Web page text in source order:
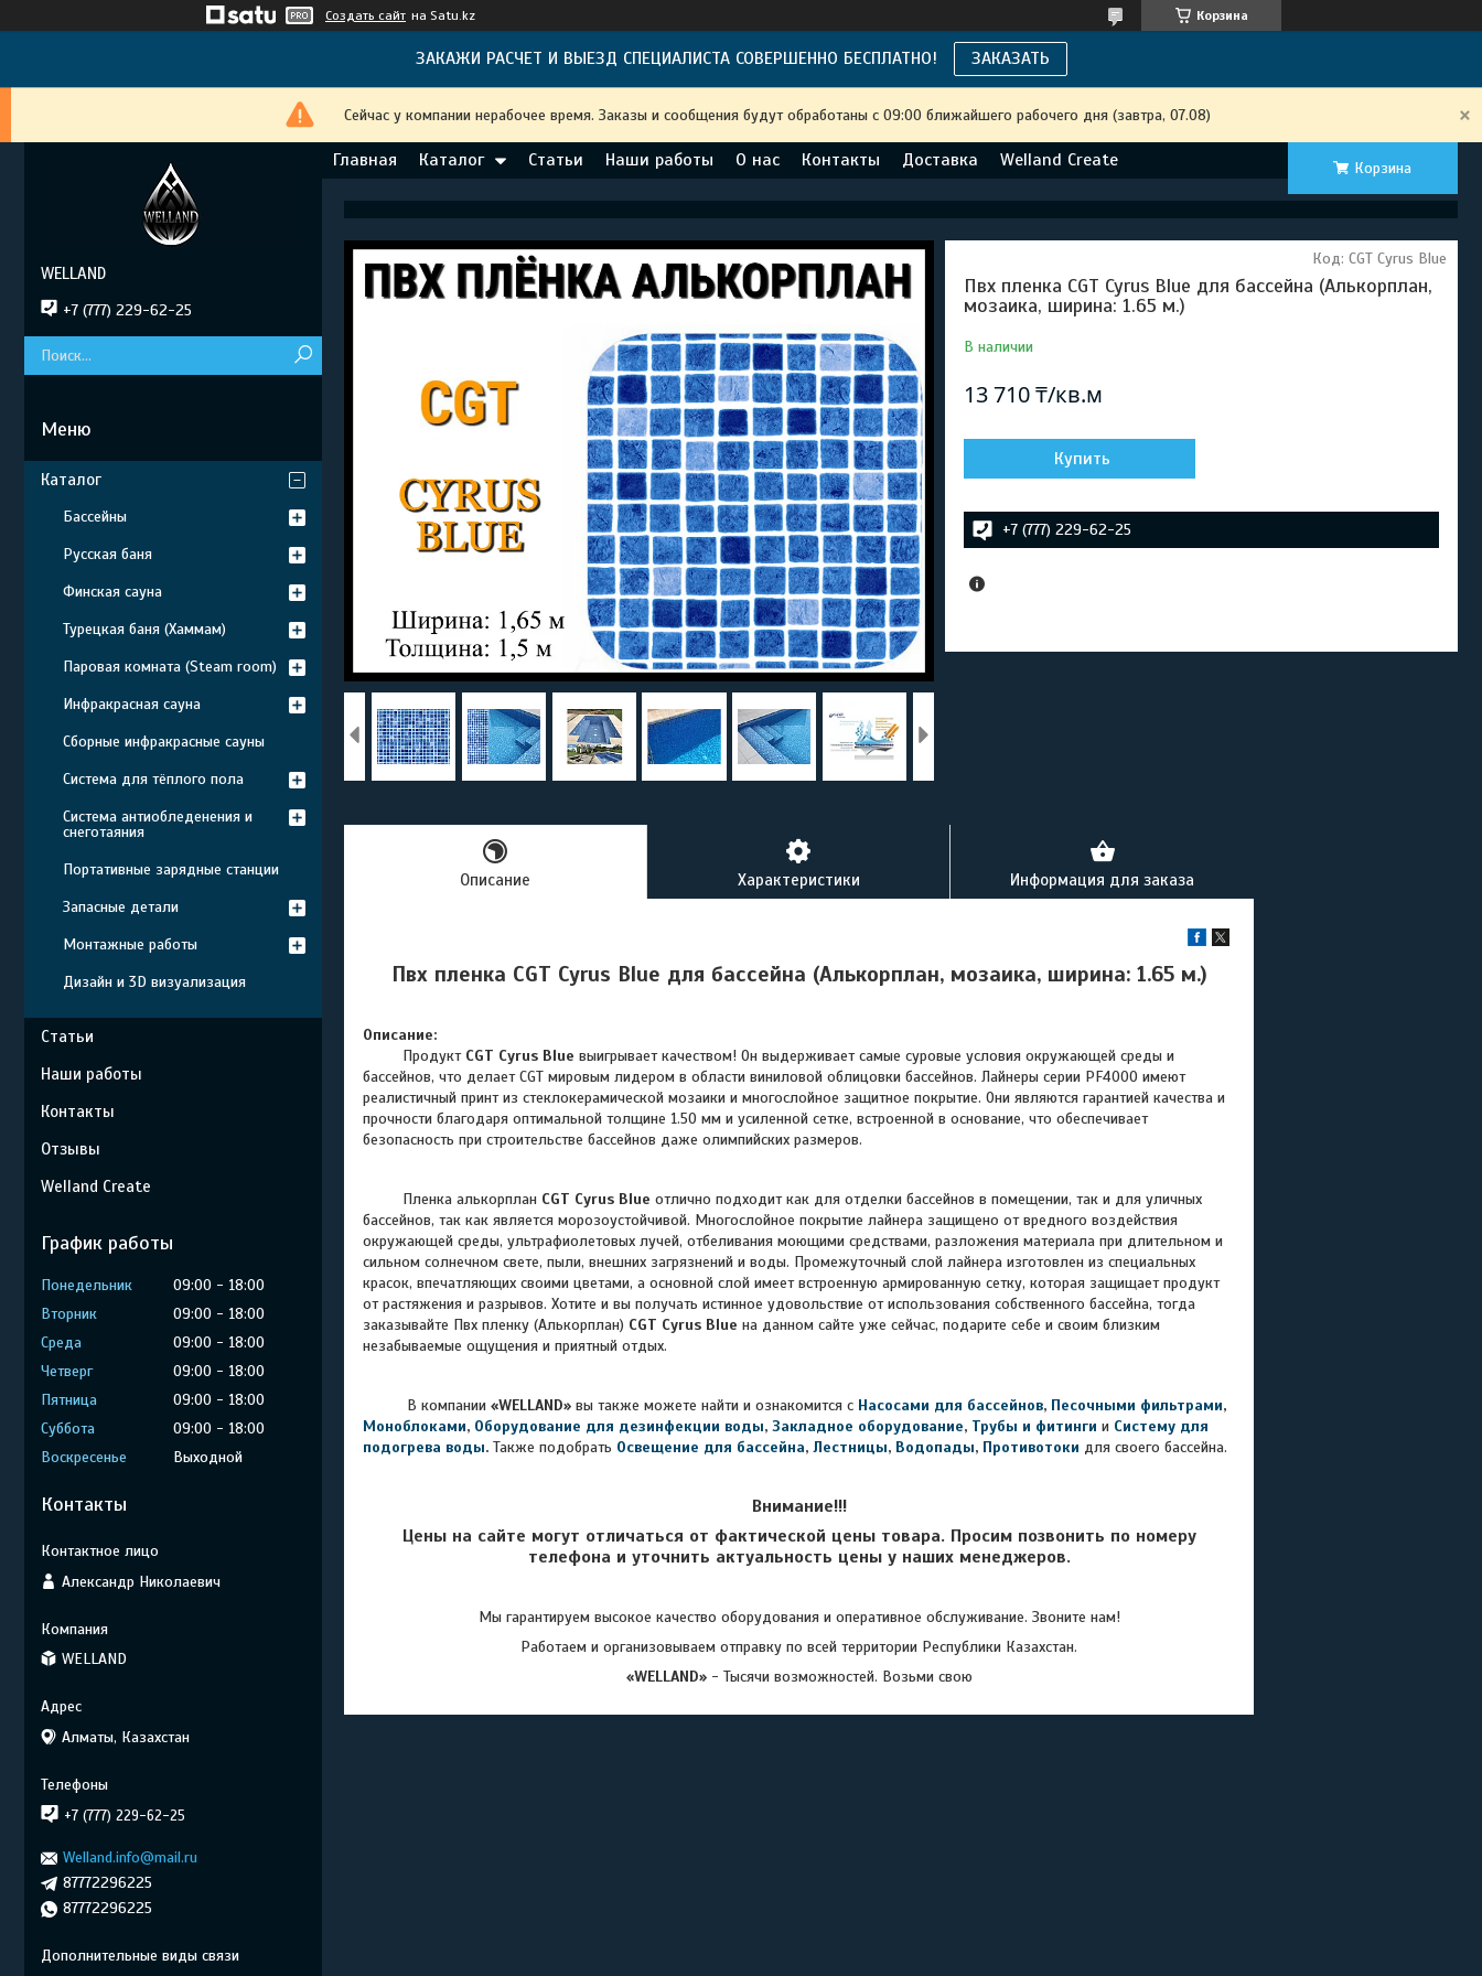
Создать сайт на Satu.kz Корзина
ЗАКАЖИ РАСЧЕТ И ВЫЕЗД СПЕЦИАЛИСТА СОВЕРШЕННО БЕСПЛАТНО! ЗАКАЗАТЬ
Сейчас у компании нерабочее время. Заказы и сообщения будут обработаны с 09:00 ближайшего рабочего дня (завтра, 07.08)
Главная Каталог Статьи Наши работы О нас Контакты Доставка Welland Create Корзина
Пвх пленка CGT Cyrus Blue для бассейна (Алькорплан,
мозаика, ширина: 1.65 м.)
В наличии
Код: CGT Cyrus Blue
13 710 ₸/кв.м
Купить
+7 (777) 229-62-25
Описание Характеристики Информация для заказа
Пвх пленка CGT Cyrus Blue для бассейна (Алькорплан, мозаика, ширина: 1.65 м.)
Описание:
Продукт CGT Cyrus Blue выигрывает качеством! Он выдерживает самые суровые условия окружающей среды и
бассейнов, что делает CGT мировым лидером в области виниловой облицовки бассейнов. Лайнеры серии PF4000 имеют
реалистичный принт из стеклокерамической мозаики и многослойное защитное покрытие. Они являются гарантией качества и
прочности благодаря оптимальной толщине 1.50 мм и усиленной сетке, встроенной в основание, что обеспечивает
безопасность при строительстве бассейнов даже олимпийских размеров.
Пленка алькорплан CGT Cyrus Blue отлично подходит как для отделки бассейнов в помещении, так и для уличных
бассейнов, так как является морозоустойчивой. Многослойное покрытие лайнера защищено от вредного воздействия
окружающей среды, ультрафиолетовых лучей, отбеливания моющими средствами, разложения материала при длительном и
сильном солнечном свете, пыли, внешних загрязнений и воды. Промежуточный слой лайнера изготовлен из специальных
красок, впечатляющих своими цветами, а основной слой имеет встроенную армированную сетку, которая защищает продукт
от растяжения и разрывов. Хотите и вы получать истинное удовольствие от использования собственного бассейна, тогда
заказывайте Пвх пленку (Алькорплан) CGT Cyrus Blue на данном сайте уже сейчас, подарите себе и своим близким
незабываемые ощущения и приятный отдых.
В компании «WELLAND» вы также можете найти и ознакомится с Насосами для бассейнов, Песочными фильтрами,
Моноблоками, Оборудование для дезинфекции воды, Закладное оборудование, Трубы и фитинги и Систему для
подогрева воды. Также подобрать Освещение для бассейна, Лестницы, Водопады, Противотоки для своего бассейна.
Внимание!!!
Цены на сайте могут отличаться от фактической цены товара. Просим позвонить по номеру
телефона и уточнить актуальность цены у наших менеджеров.
Мы гарантируем высокое качество оборудования и оперативное обслуживание. Звоните нам!
Работаем и организовываем отправку по всей территории Республики Казахстан.
«WELLAND»- Тысячи возможностей. Возьми свою
WELLAND
+7 (777) 229-62-25
Каталог
Бассейны
Русская баня
Финская сауна
Турецкая баня (Хаммам)
Паровая комната (Steam room)
Инфракрасная сауна
Сборные инфракрасные сауны
Система для тёплого пола
Система антиобледенения и
снеготаяния
Портативные зарядные станции
Запасные детали
Монтажные работы
Дизайн и 3D визуализация
Статьи
Наши работы
Контакты
Отзывы
Welland Create
График работы
Понедельник 09:00
18:00
Вторник
09:00
18:00
Среда
09:00
18:00
Четверг
09:00
18:00
Пятница
09:00
18:00
Суббота
09:00
18:00
Воскресенье
Выходной
Контакты
Александр Николаевич
WELLAND
Алматы, Казахстан
+7 (777) 229-62-25
Welland.info@mail.ru
87772296225
87772296225